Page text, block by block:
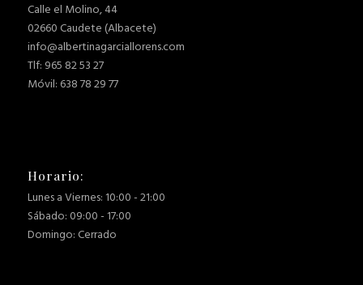
Calle el Molino, 44
02660 Caudete (Albacete)
info@albertinagarciallorens.com
Tlf: 965 82 53 27
Móvil: 638 78 29 77
Horario:
Lunes a Viernes: 10:00 - 21:00
Sábado: 09:00 - 17:00
Domingo: Cerrado